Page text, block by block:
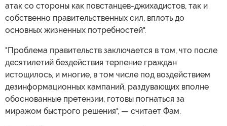
атак со стороны как повстанцев-джихадистов, так и
собственно правительственных сил, вплоть до
основных жизненных потребностей".
"Проблема правительств заключается в том, что после
десятилетий бездействия терпение граждан
истощилось, и многие, в том числе под воздействием
дезинформационных кампаний, раздувающих вполне
обоснованные претензии, готовы погнаться за
миражом быстрого решения", — считает Фам.